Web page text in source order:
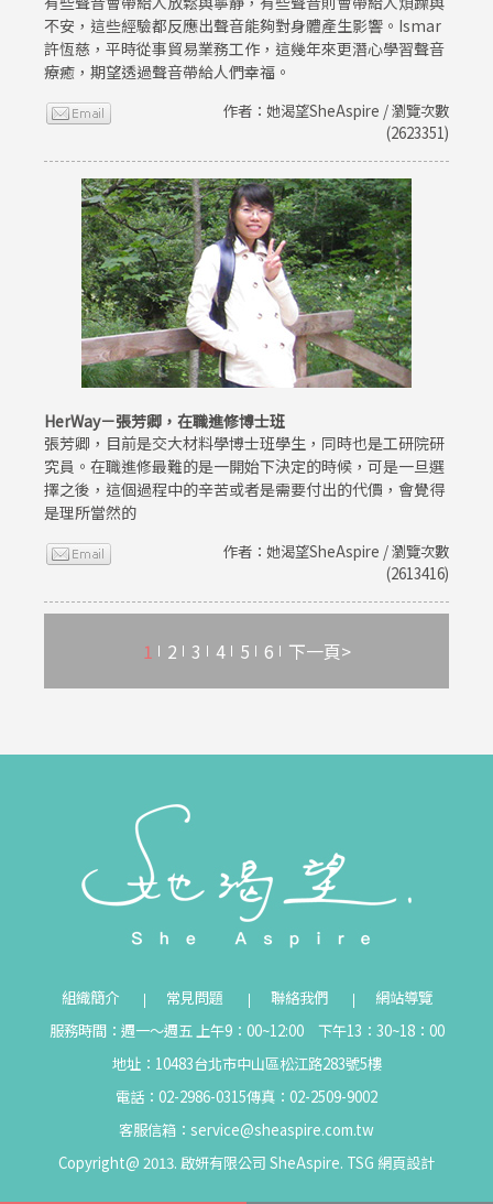
不安，這些經驗都反應出聲音能夠對身體產生影響。Ismar
許恆慈，平時從事貿易業務工作，這幾年來更潛心學習聲音
療癒，期望透過聲音帶給人們幸福。
作者：她渴望SheAspire / 瀏覽次數
(2623351)
HerWay－張芳卿，在職進修博士班
張芳卿，目前是交大材料學博士班學生，同時也是工研院研
究員。在職進修最難的是一開始下決定的時候，可是一旦選
擇之後，這個過程中的辛苦或者是需要付出的代價，會覺得
是理所當然的
作者：她渴望SheAspire / 瀏覽次數
(2613416)
1 2 3 4 5 6 下一頁>
組織簡介 常見問題 聯絡我們
網站導覽
服務時間：週一～週五 上午9：00~12:00 下午13：30~18：00
地址：10483台北市中山區松江路283號5樓
電話：02-2986-0315傳真：02-2509-9002
客服信箱： service@sheaspire.com.tw
Copyright@ 2013. 啟妍有限公司 SheAspire. TSG 網頁設計